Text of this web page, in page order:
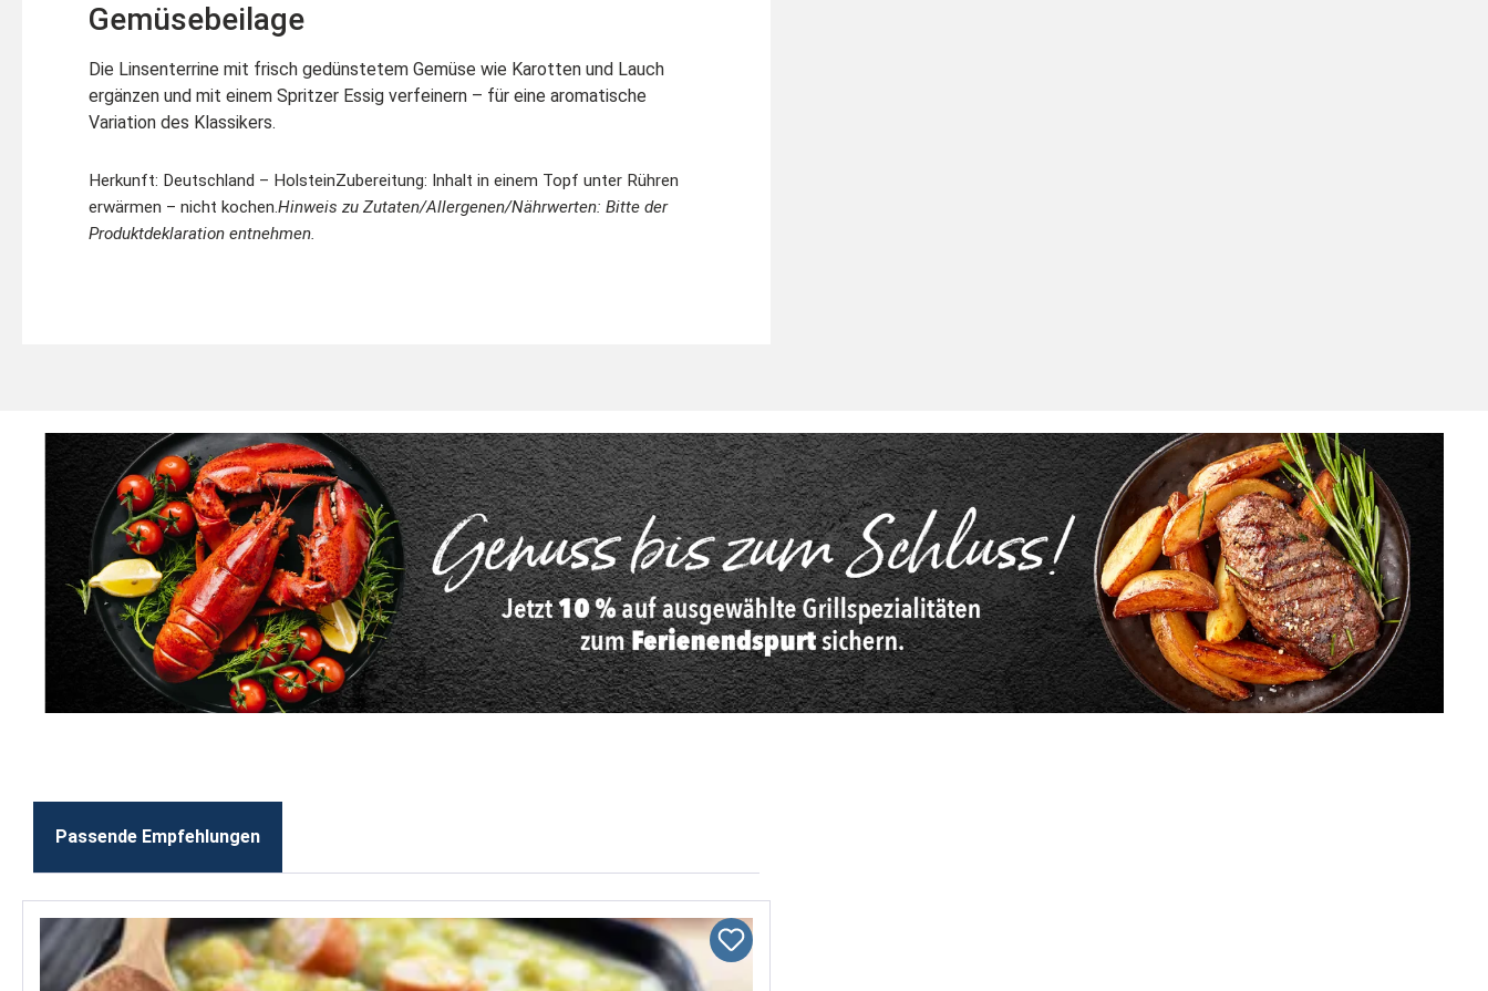
Gemüsebeilage
Die Linsenterrine mit frisch gedünstetem Gemüse wie Karotten und Lauch
ergänzen und mit einem Spritzer Essig verfeinern – für eine aromatische
Variation des Klassikers.
Herkunft: Deutschland – HolsteinZubereitung: Inhalt in einem Topf unter Rühren
erwärmen – nicht kochen.Hinweis zu Zutaten/Allergenen/Nährwerten: Bitte der
Produktdeklaration entnehmen.
Passende Empfehlungen